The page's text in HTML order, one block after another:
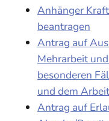
Anhänger
beantragen
Antrag auf
Mehrarbeit
besonderen
und dem
Antrag auf